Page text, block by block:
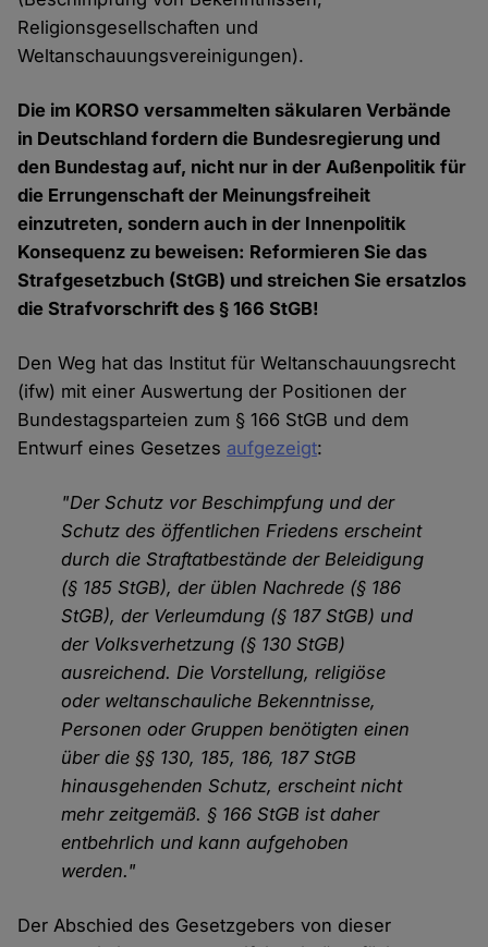
Religionsgesellschaften und
Weltanschauungsvereinigungen).
Die im KORSO versammelten säkularen Verbände
in Deutschland fordern die Bundesregierung und
den Bundestag auf, nicht nur in der Außenpolitik für
die Errungenschaft der Meinungsfreiheit
einzutreten, sondern auch in der Innenpolitik
Konsequenz zu beweisen: Reformieren Sie das
Strafgesetzbuch (StGB) und streichen Sie ersatzlos
die Strafvorschrift des § 166 StGB!
Den Weg hat das Institut für Weltanschauungsrecht
(ifw) mit einer Auswertung der Positionen der
Bundestagsparteien zum § 166 StGB und dem
Entwurf eines Gesetzes aufgezeigt:
"Der Schutz vor Beschimpfung und der
Schutz des öffentlichen Friedens erscheint
durch die Straftatbestände der Beleidigung
(§ 185 StGB), der üblen Nachrede (§ 186
StGB), der Verleumdung (§ 187 StGB) und
der Volksverhetzung (§ 130 StGB)
ausreichend. Die Vorstellung, religiöse
oder weltanschauliche Bekenntnisse,
Personen oder Gruppen benötigten einen
über die §§ 130, 185, 186, 187 StGB
hinausgehenden Schutz, erscheint nicht
mehr zeitgemäß. § 166 StGB ist daher
entbehrlich und kann aufgehoben
werden."
Der Abschied des Gesetzgebers von dieser